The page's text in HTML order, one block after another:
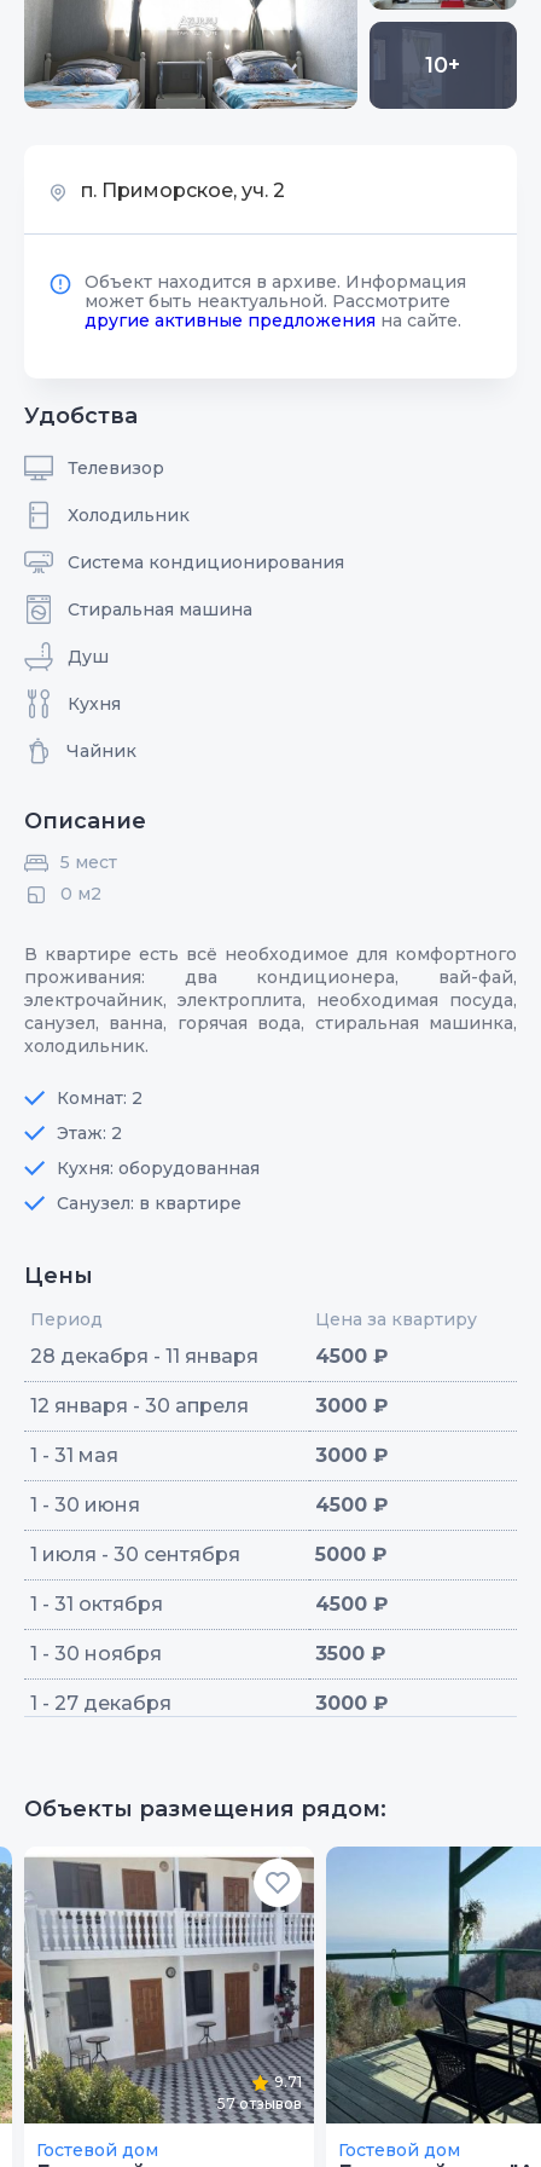
10+
п. Приморское, уч. 2
Объект находится в архиве. Информация
может быть неактуальной. Рассмотрите
другие активные предложения на сайте.
Удобства
Телевизор
Холодильник
Система кондиционирования
Стиральная машина
Душ
Кухня
Чайник
Описание
5 мест
0 м2
В квартире есть всё необходимое для комфортного
проживания: два кондиционера, вай-фай,
электрочайник, электроплита, необходимая посуда,
санузел, ванна, горячая вода, стиральная машинка,
холодильник.
Комнат: 2
Этаж: 2
Кухня: оборудованная
Санузел: в квартире
Цены
Период Цена за квартиру
28 декабря - 11 января 4500 ₽
12 января - 30 апреля 3000 ₽
1 - 31 мая 3000 ₽
1 - 30 июня 4500 ₽
1 июля - 30 сентября 5000 ₽
1 - 31 октября 4500 ₽
1 - 30 ноября 3500 ₽
1 - 27 декабря 3000 ₽
Объекты размещения рядом:
9.71
57отзывов
Гостевой дом Гостевой дом